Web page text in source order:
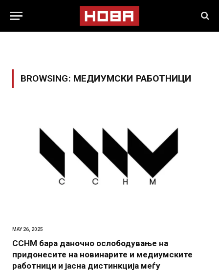
BROWSING: МЕДИУМСКИ РАБОТНИЦИ
MAY 26, 2025
ССНМ бара даночно ослободување на
придонесите на новинарите и медиумските
работници и јасна дистинкција меѓу